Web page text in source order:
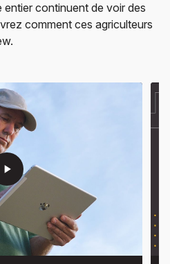
entier continuent de voir des
comment ces agriculteurs
play_arrow